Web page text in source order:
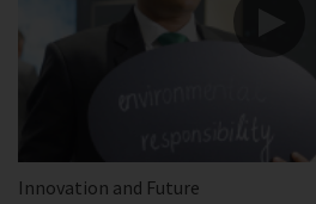
Innovation and Future